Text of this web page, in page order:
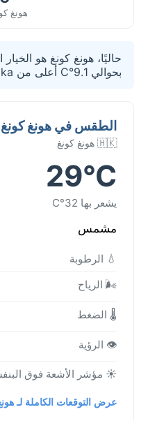
هونغ
حاليًا، هونغ كونغ هو
بحوالي 9.1°C أعلى من Osaka.
الطقس في هونغ كونغ
🇭🇰 هونغ كونغ
29°C
يشعر بها 32°C
مشمس
💧 الرطوبة
🌬️ الرياح
🌡️ الضغط
👁️ الرؤية
☀️ مؤشر الأشعة فوق
عرض التوقعات الكاملة لـ